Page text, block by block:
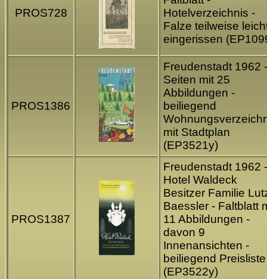
PROS728
Hotelverzeichnis -
Falze teilweise
eingerissen
PROS1386
Freudenstadt 1962
Seiten mit 25
Abbildungen -
beiliegend
mit Stadtplan
(EP3521y)
PROS1387
Freudenstadt 1962 -
Hotel Waldeck
Besitzer Familie
Baessler - Faltblatt
11 Abbildungen -
davon 9
Innenansichten -
beiliegend Preisliste
(EP3522y)